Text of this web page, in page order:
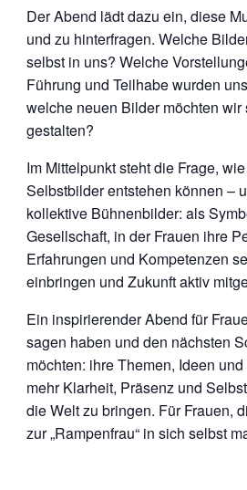
Der Abend lädt dazu ein, diese
und zu hinterfragen. Welche
selbst in uns? Welche
Führung und Teilhabe wurden
welche neuen Bilder möchten wir
gestalten?
Im Mittelpunkt steht die Frage,
Selbstbilder entstehen können –
kollektive Bühnenbilder: als
Gesellschaft, in der Frauen ihre
Erfahrungen und Kompetenzen
einbringen und Zukunft aktiv
Ein inspirierender Abend für
sagen haben und den nächsten
möchten: ihre Themen, Ideen
mehr Klarheit, Präsenz und
die Welt zu bringen. Für Frauen,
zur „Rampenfrau“ in sich selbst